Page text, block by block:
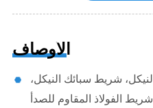
الأوصاف
شريط سبائك النيكل،
الفولاذ المقاوم للصدأ